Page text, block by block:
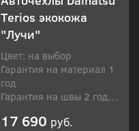
Terios экокожа
"Лучи"
Цвет: на выбор
Гарантия на материал 1
год
Гарантия на швы 2 года
17 690 руб.